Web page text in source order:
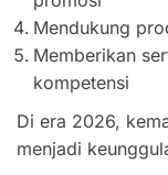
Mendukung
Memberikan
kompetensi
Di era 2026,
menjadi